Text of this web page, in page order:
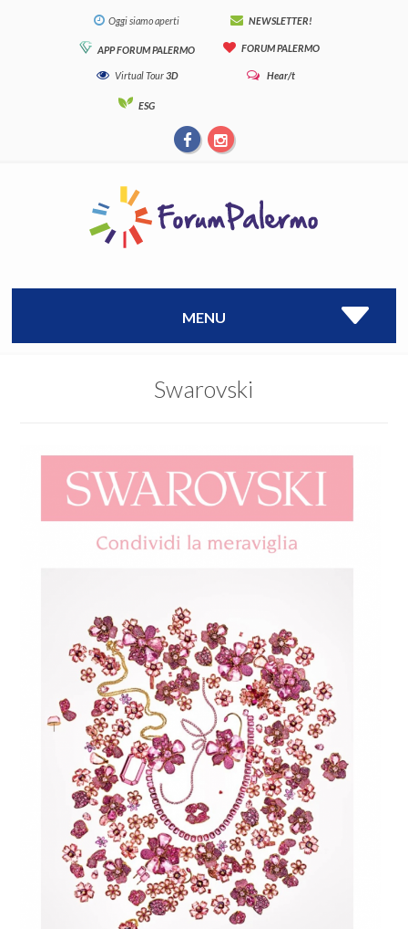
Oggi siamo aperti NEWSLETTER!
APP FORUM PALERMO FORUM PALERMO
Virtual Tour3D Hear/t
ESG
MENU
Swarovski